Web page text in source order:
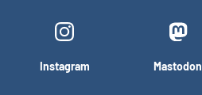
Instagram Mastodon